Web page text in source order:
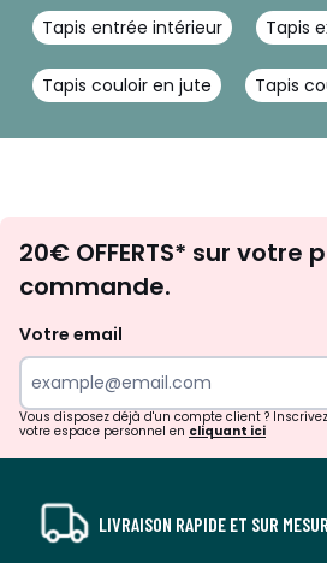
Tapis entrée intérieur Tapis
Tapis couloir en jute Tapis
20€ OFFERTS* sur votre
commande.
Votre email
Vous disposez déjà d'un compte client ?
votre espace personnel en cliquant ici
LIVRAISON RAPIDE ET SUR